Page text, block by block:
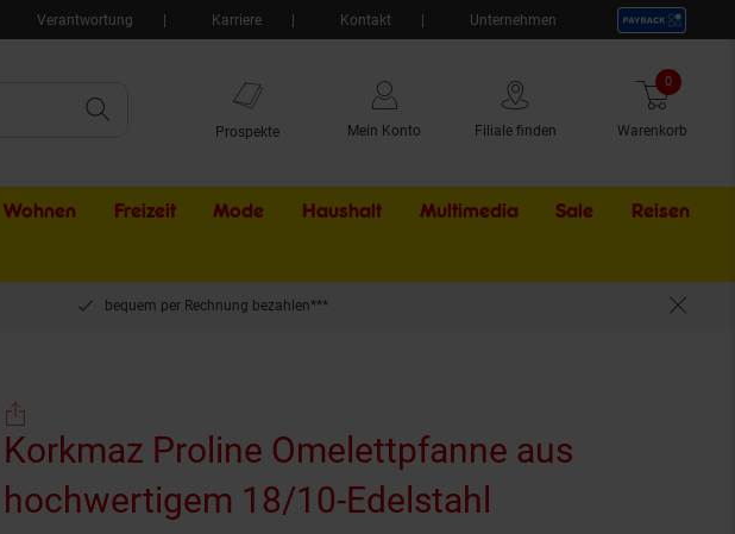
Verantwortung Karriere Kontakt Unternehmen
Prospekte Mein Konto Filiale finden Warenkorb
0 Artikel
Wohnen Freizeit Mode Haushalt Multimedia Sale Externer
Reisen
bequem per Rechnung bezahlen***
Korkmaz Proline Omelettpfanne aus
hochwertigem 18/10-Edelstahl